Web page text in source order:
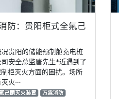
防：贵阳柜式全氟己
况贵阳的储能预制舱充电桩
安全总监唐先生*近遇到了
柜灭火方面的困扰。场所
火···
己酮灭火装置
万霖消防